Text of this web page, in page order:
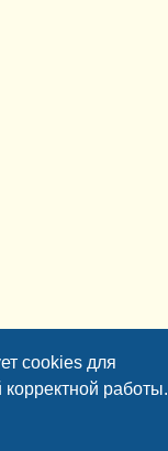
cookies для
работы.